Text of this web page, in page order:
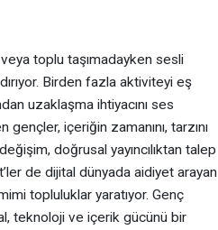
toplu taşımadayken sesli
Birden fazla aktiviteyi eş
uzaklaşma ihtiyacını ses
gençler, içeriğin zamanını, tarzını
doğrusal yayıncılıktan talep
de dijital dünyada aidiyet arayan
topluluklar yaratıyor. Genç
teknoloji ve içerik gücünü bir